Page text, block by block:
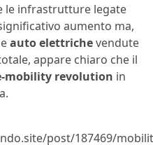
le infrastrutture legate
aumento ma,
auto elettrichevendute
appare chiaro che il
mobility revolution in
post/187469/